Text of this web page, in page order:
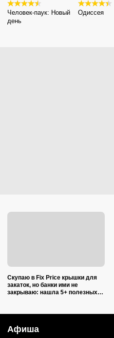
Человек-паук: Новый
день
Одиссея
Скупаю в Fix Price крышки для
закаток, но банки ими не
закрываю: нашла 5+ полезных
Афиша